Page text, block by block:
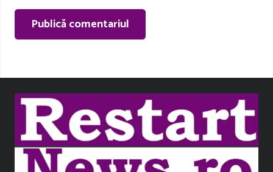
Publică comentariul